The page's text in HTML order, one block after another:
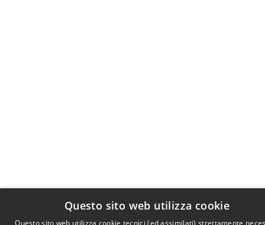
Questo sito web utilizza cookie
Questo sito web utilizza cookie tecnici (ed assimilati) strettamente